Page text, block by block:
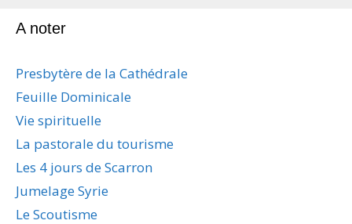
A noter
Presbytère de la Cathédrale
Feuille Dominicale
Vie spirituelle
La pastorale du tourisme
Les 4 jours de Scarron
Jumelage Syrie
Le Scoutisme